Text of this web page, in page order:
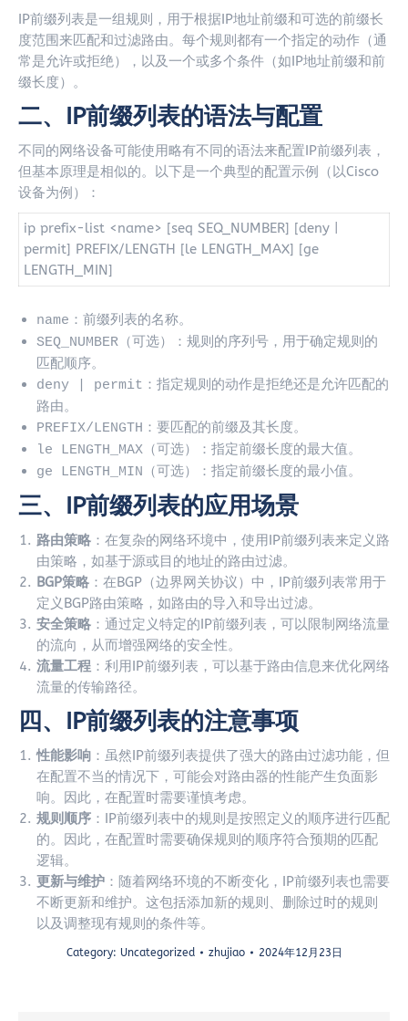
IP前缀列表是一组规则，用于根据IP地址前缀和可选的前缀长
度范围来匹配和过滤路由。每个规则都有一个指定的动作（通
常是允许或拒绝），以及一个或多个条件（如IP地址前缀和前
缀长度）。
二、IP前缀列表的语法与配置
不同的网络设备可能使用略有不同的语法来配置IP前缀列表，
但基本原理是相似的。以下是一个典型的配置示例（以Cisco
设备为例）：
ip prefix-list <name> [seq SEQ_NUMBER] [deny |
permit] PREFIX/LENGTH [le LENGTH_MAX] [ge
LENGTH_MIN]
name ：前缀列表的名称。
SEQ_NUMBER （可选）：规则的序列号，用于确定规则的
匹配顺序。
deny | permit ：指定规则的动作是拒绝还是允许匹配的
路由。
PREFIX/LENGTH ：要匹配的前缀及其长度。
le LENGTH_MAX （可选）：指定前缀长度的最大值。
ge LENGTH_MIN （可选）：指定前缀长度的最小值。
三、IP前缀列表的应用场景
路由策略 ：在复杂的网络环境中，使用IP前缀列表来定义路
由策略，如基于源或目的地址的路由过滤。
BGP策略 ：在BGP（边界网关协议）中，IP前缀列表常用于
定义BGP路由策略，如路由的导入和导出过滤。
安全策略 ：通过定义特定的IP前缀列表，可以限制网络流量
的流向，从而增强网络的安全性。
流量工程 ：利用IP前缀列表，可以基于路由信息来优化网络
流量的传输路径。
四、IP前缀列表的注意事项
性能影响 ：虽然IP前缀列表提供了强大的路由过滤功能，但
在配置不当的情况下，可能会对路由器的性能产生负面影
响。因此，在配置时需要谨慎考虑。
规则顺序 ：IP前缀列表中的规则是按照定义的顺序进行匹配
的。因此，在配置时需要确保规则的顺序符合预期的匹配
逻辑。
更新与维护 ：随着网络环境的不断变化，IP前缀列表也需要
不断更新和维护。这包括添加新的规则、删除过时的规则
以及调整现有规则的条件等。
Category: Uncategorized zhujiao 2024年12月23日